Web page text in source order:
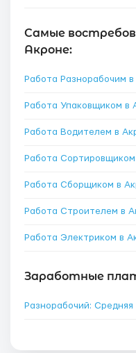
Самые
Акроне:
Работа Разнорабочим
Работа Упаковщиком в
Работа Водителем в
Работа
Работа Сборщиком в
Работа Строителем в
Работа Электриком в
Заработные
Разнорабочий: